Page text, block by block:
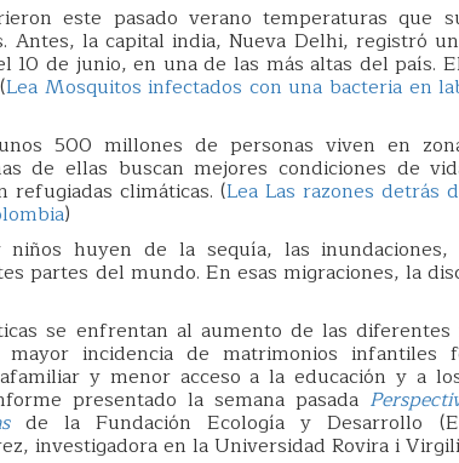
este pasado verano temperaturas que
Antes, la capital india, Nueva Delhi, registró
10 de junio, en una de las más altas del país.
Lea Mosquitos infectados con una bacteria en
500 millones de personas viven en
de ellas buscan mejores condiciones de
refugiadas climáticas. (Lea Las razones detrás
)
huyen de la sequía, las
partes del mundo. En esas migraciones, la
se enfrentan al aumento de las
incidencia de matrimonios infantiles
y menor acceso a la educación y a
presentado la semana pasada
de la Fundación Ecología y Desarrollo
investigadora en la Universidad Rovira i